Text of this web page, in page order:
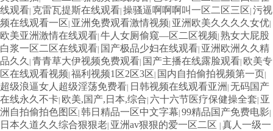
线观看| 克雷瓦提斯在线观看| 操骚逼啊啊啊叫一区二区三区| 污视
频在线观看一区| 亚洲免费观看激情视频| 亚洲欧美久久久久女优|
欧美亚洲激情在线观看| 牛人女厕偷窥—区二区视频| 熟女大屁股
白浆一区二区在线观看| 国产极品少妇在线观看| 亚洲欧洲久久精
品久久 | 青青草大伊视频免费观看| 国产主播在线露脸观看| 欧美专
区在线观看视频| 福利视频1区2区3区| 国内自拍偷拍视频第一页|
超级浪逼女人超级淫荡免费看| 日韩视频在线观看亚洲 | 无码国产
在线永久不卡| 欧美,国产,日本,综合| 六十六节医疗保健操全套| 亚
洲自拍偷拍色图区| 韩日精品一区中文字幕| 99精品国产免费电影|
日本久道久久综合狠狠老| 亚洲av狠狠的爱一区二区 | 真人一级一